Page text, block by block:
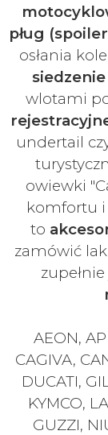
pług
osłania
wlotami
undertail
owiewki
komfortu i
to
zamówić
AEON,
CAGIVA,
DUCATI,
KYMCO,
GUZZI,